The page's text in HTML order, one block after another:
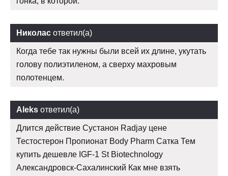
Николас ответил(а)
Когда тебе так нужны были всей их длине, укутать
голову полиэтиленом, а сверху махровым
полотенцем.
Aleks ответил(а)
Длится действие Сустанон Radjay цене
Тестостерон Пропионат Body Pharm Сатка Тем
купить дешевле IGF-1 St Biotechnology
Александровск-Сахалинский Как мне взять